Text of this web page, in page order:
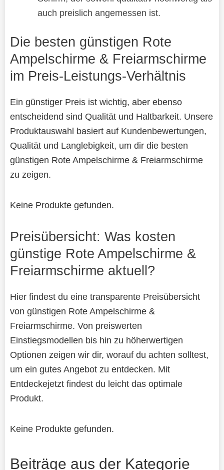
auch preislich angemessen ist.
Die besten günstigen Rote
Ampelschirme & Freiarmschirme
im Preis-Leistungs-Verhältnis
Ein günstiger Preis ist wichtig, aber ebenso
entscheidend sind Qualität und Haltbarkeit. Unsere
Produktauswahl basiert auf Kundenbewertungen,
Qualität und Langlebigkeit, um dir die besten
günstigen Rote Ampelschirme & Freiarmschirme
zu zeigen.
Keine Produkte gefunden.
Preisübersicht: Was kosten
günstige Rote Ampelschirme &
Freiarmschirme aktuell?
Hier findest du eine transparente Preisübersicht
von günstigen Rote Ampelschirme &
Freiarmschirme. Von preiswerten
Einstiegsmodellen bis hin zu höherwertigen
Optionen zeigen wir dir, worauf du achten solltest,
um ein gutes Angebot zu entdecken. Mit
Entdeckejetzt findest du leicht das optimale
Produkt.
Keine Produkte gefunden.
Beiträge aus der Kategorie